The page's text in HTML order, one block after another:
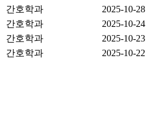
간호학과 2025-10-28
간호학과 2025-10-24
간호학과 2025-10-23
간호학과 2025-10-22